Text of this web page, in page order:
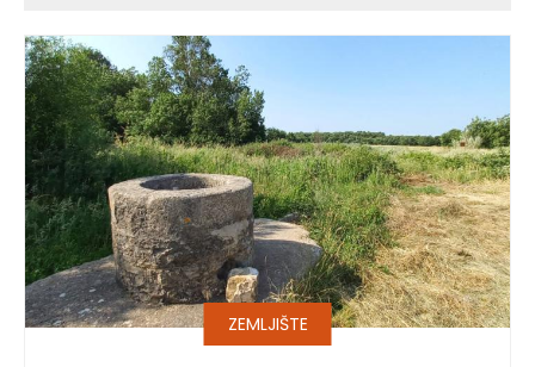
ZEMLJIŠTE